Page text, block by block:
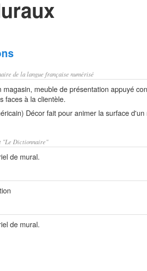
de la langue française numérisé
magasin, meuble de présentation appuyé
faces à la clientèle.
Décor fait pour animer la surface
"Le Dictionnaire"
de mural.
de mural.